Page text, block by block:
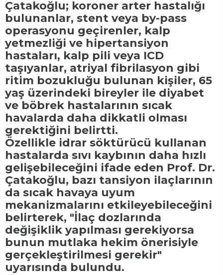
Çatakoğlu; koroner arter hastalığı
bulunanlar, stent veya by-pass
operasyonu geçirenler, kalp
yetmezliği ve hipertansiyon
hastaları, kalp pili veya ICD
taşıyanlar, atriyal fibrilasyon gibi
ritim bozukluğu bulunan kişiler, 65
yaş üzerindeki bireyler ile diyabet
ve böbrek hastalarının sıcak
havalarda daha dikkatli olması
gerektiğini belirtti.
Özellikle idrar söktürücü kullanan
hastalarda sıvı kaybının daha hızlı
gelişebileceğini ifade eden Prof. Dr.
Çatakoğlu, bazı tansiyon ilaçlarının
da sıcak havaya uyum
mekanizmalarını etkileyebileceğini
belirterek, "İlaç dozlarında
değişiklik yapılması gerekiyorsa
bunun mutlaka hekim önerisiyle
gerçekleştirilmesi gerekir"
uyarısında bulundu.